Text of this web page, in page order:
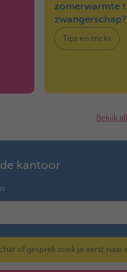
zomerwarmte
zwangerschap?
Tips en tricks
Bekijk
kantoor
of gesprek zoek je eerst naar